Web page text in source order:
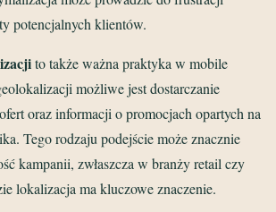
potencjalnych klientów.
to także ważna praktyka w mobile
możliwe jest dostarczanie
oraz informacji o promocjach opartych na
Tego rodzaju podejście może znacznie
kampanii, zwłaszcza w branży retail czy
lokalizacja ma kluczowe znaczenie.